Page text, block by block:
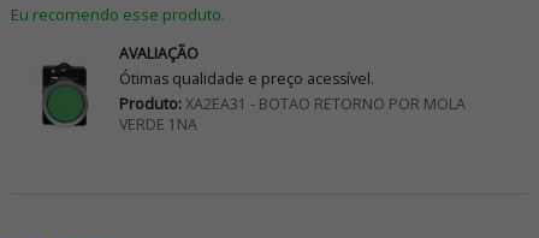
Eu recomendo esse produto.
AVALIAÇÃO
Ótimas qualidade e preço acessível.
Produto:XA2EA31 - BOTAO RETORNO POR MOLA
VERDE 1NA